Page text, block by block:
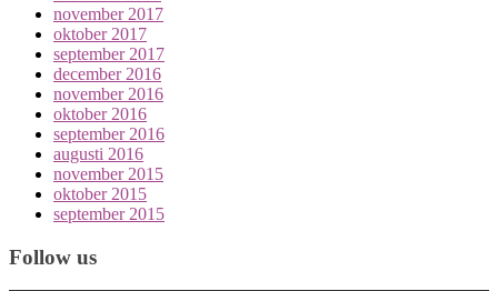
november 2017
oktober 2017
september 2017
december 2016
november 2016
oktober 2016
september 2016
augusti 2016
november 2015
oktober 2015
september 2015
Follow us